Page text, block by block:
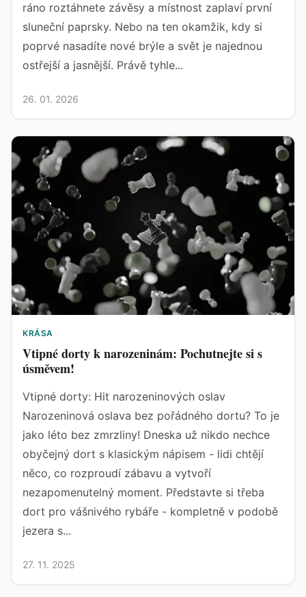
ráno roztáhnete závěsy a místnost zaplaví první
sluneční paprsky. Nebo na ten okamžik, kdy si
poprvé nasadíte nové brýle a svět je najednou
ostřejší a jasnější. Právě tyhle...
26. 01. 2026
KRÁSA
Vtipné dorty k narozeninám: Pochutnejte si s
úsměvem!
Vtipné dorty: Hit narozeninových oslav
Narozeninová oslava bez pořádného dortu? To je
jako léto bez zmrzliny! Dneska už nikdo nechce
obyčejný dort s klasickým nápisem - lidi chtějí
něco, co rozproudí zábavu a vytvoří
nezapomenutelný moment. Představte si třeba
dort pro vášnivého rybáře - kompletně v podobě
jezera s...
27. 11. 2025